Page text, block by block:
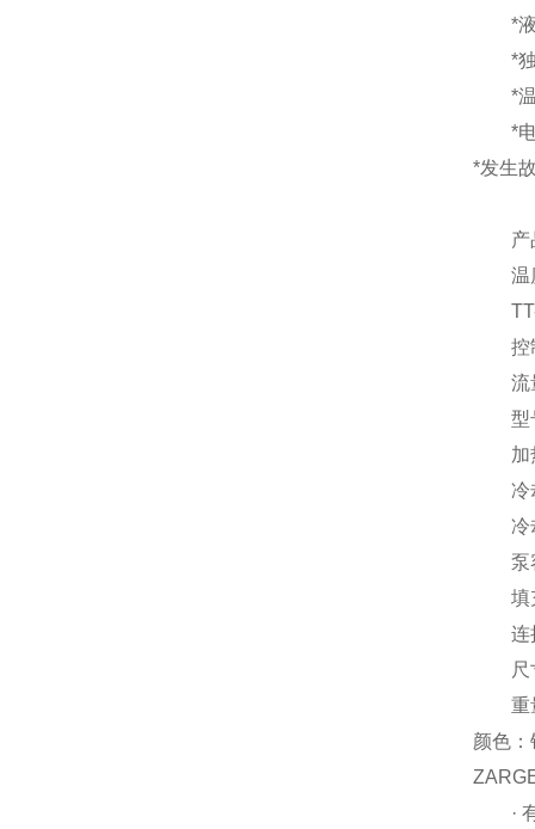
*液
*独
*温
*电
*发生
产
温度
TT-
控制
流量
型号
加热
冷却
冷却
泵容
填充
连接
尺寸
重量
颜色
· 有